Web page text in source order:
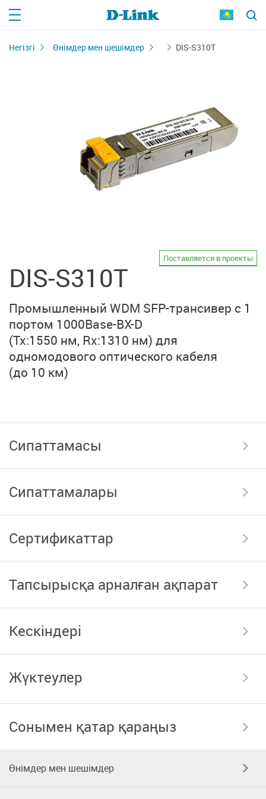
Негізгі Өнімдер мен шешімдер DIS-S310T
DIS-S310T
Поставляется в проекты
Промышленный WDM SFP-трансивер с 1
портом 1000Base-BX-D
(Tx:1550 нм, Rx:1310 нм) для
одномодового оптического кабеля
(до 10 км)
Сипаттамасы
Сипаттамалары
Сертификаттар
Тапсырысқа арналған ақпарат
Кескіндері
Жүктеулер
Сонымен қатар қараңыз
Өнімдер мен шешімдер